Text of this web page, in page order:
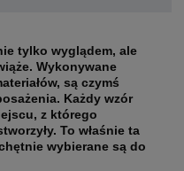
tylko wyglądem, ale
Wykonywane
są czymś
Każdy wzór
z którego
To właśnie ta
wybierane są do